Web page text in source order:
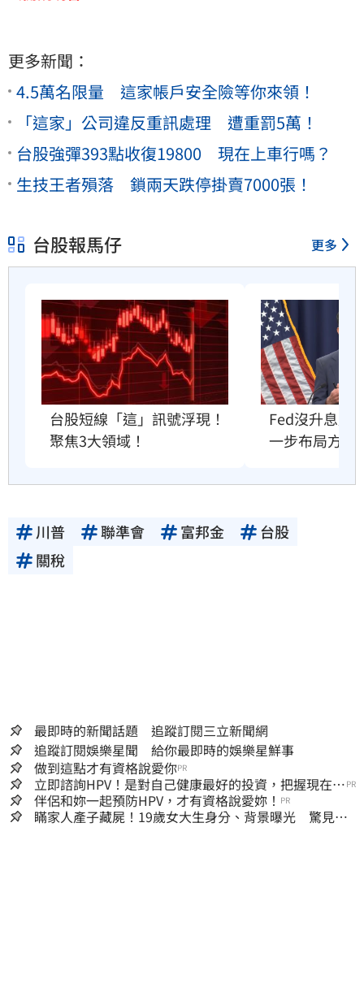
更多新聞：
4.5萬名限量 這家帳戶安全險等你來領！
「這家」公司違反重訊處理 遭重罰5萬！
台股強彈393點收復19800 現在上車行嗎？
生技王者殞落 鎖兩天跌停掛賣7000張！
台股報馬仔 更多
台股短線「這」訊號浮現！
聚焦3大領域！
Fed沒升息股
一步布局方向
川普 聯準會 富邦金
台股
關稅
最即時的新聞話題 追蹤訂閱三立新聞網
追蹤訂閱娛樂星聞 給你最即時的娛樂星鮮事
做到這點才有資格說愛你PR
立即諮詢HPV！是對自己健康最好的投資，把握現在不
嫌晚！
PR
伴侶和妳一起預防HPV，才有資格說愛妳！ PR
瞞家人產子藏屍！19歲女大生身分、背景曝光 驚見